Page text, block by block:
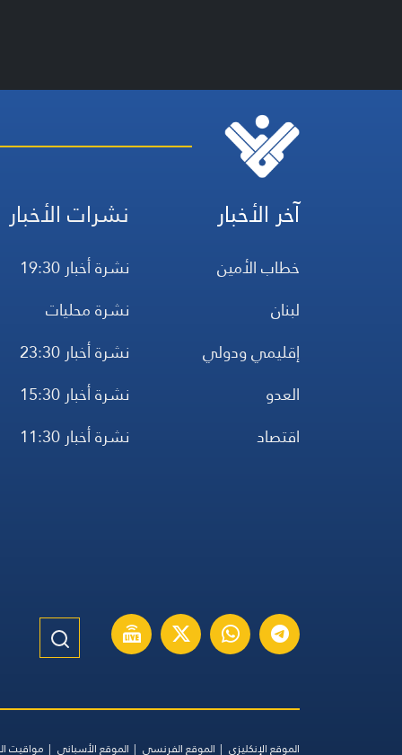
آخر الأخبار
خطاب الأمين
لبنان
إقليمي ودولي
العدو
اقتصاد
نشرات الأخبار
نشرة أخبار 19:30
نشرة محليات
نشرة أخبار 23:30
نشرة أخبار 15:30
نشرة أخبار 11:30
الموقع الإنكليزي الموقع الفرنسي الموقع الأسباني مواقيت